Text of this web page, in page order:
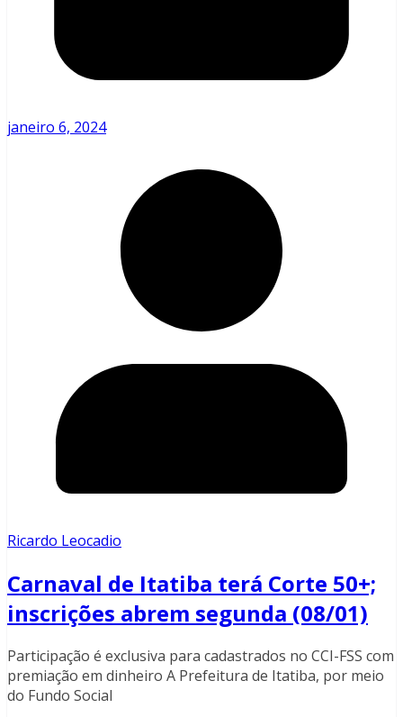
janeiro 6, 2024
Ricardo Leocadio
Carnaval de Itatiba terá Corte 50+;
inscrições abrem segunda (08/01)
Participação é exclusiva para cadastrados no CCI-FSS com
premiação em dinheiro A Prefeitura de Itatiba, por meio
do Fundo Social